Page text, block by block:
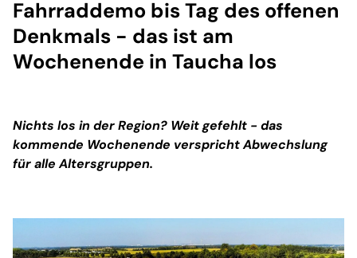
Fahrraddemo bis Tag des offenen
Denkmals - das ist am
Wochenende in Taucha los
Nichts los in der Region? Weit gefehlt - das
kommende Wochenende verspricht Abwechslung
für alle Altersgruppen.